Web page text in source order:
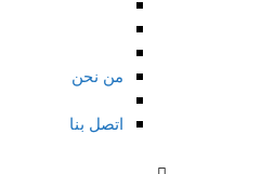
من نحن
اتصل بنا